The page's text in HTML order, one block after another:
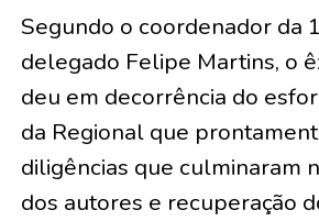
Segundo o coordenador da
delegado Felipe Martins, o
deu em decorrência do
da Regional que
diligências que culminaram
dos autores e recuperação